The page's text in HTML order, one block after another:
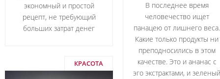
экономный и простой
рецепт, не требующий
больших затрат денег
В последнее время
человечество ищет
панацею от лишнего веса.
Какие только продукты ни
преподносились в этом
качестве. Это и ананас с
эго экстрактами, и зеленый
КРАСОТА